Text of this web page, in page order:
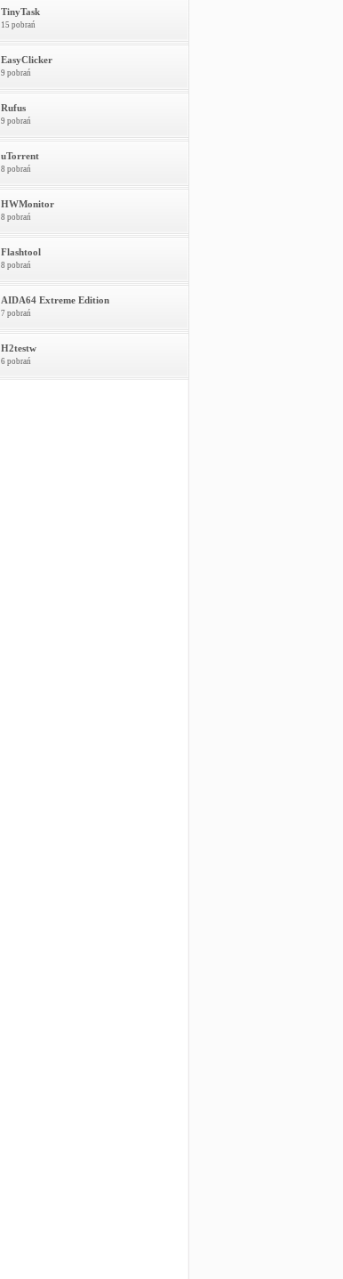
TinyTask
15 pobrań
EasyClicker
9 pobrań
Rufus
9 pobrań
uTorrent
8 pobrań
HWMonitor
8 pobrań
Flashtool
8 pobrań
AIDA64 Extreme Edition
7 pobrań
H2testw
6 pobrań